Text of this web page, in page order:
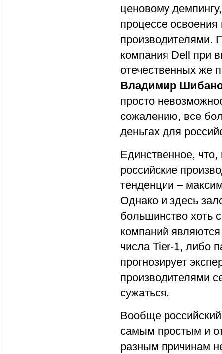
ценовому
процессе
производителями.
компания Dell при
отечественных же
Владимир
просто
сожалению, все
деньгах для
Единственное,
российские
тенденции –
Однако и здесь
большинство хоть
компаний
числа Tier-1, либо
прогнозирует
производителями
сужаться.
Вообще
самым простым и
разным причинам